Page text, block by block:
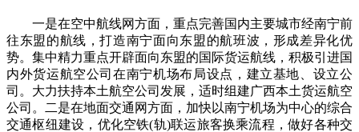
一是在空中航线网方面，重点完善国内主要城市经南宁前
往东盟的航线，打造南宁面向东盟的航班波，形成差异化优
势。集中精力重点开辟面向东盟的国际货运航线，积极引进国
内外货运航空公司在南宁机场布局设点，建立基地、设立公
司。大力扶持本土航空公司发展，适时组建广西本土货运航空
公司。二是在地面交通网方面，加快以南宁机场为中心的综合
交通枢纽建设，优化空铁(轨)联运旅客换乘流程，做好各种交